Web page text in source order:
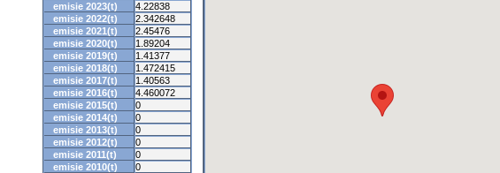
emisie 2023(t)
4.22838
emisie 2022(t)
2.342648
emisie 2021(t)
2.45476
emisie 2020(t)
1.89204
emisie 2019(t)
1.41377
emisie 2018(t)
1.472415
emisie 2017(t)
1.40563
emisie 2016(t)
4.460072
emisie 2015(t)
0
emisie 2014(t)
0
emisie 2013(t)
0
emisie 2012(t)
0
emisie 2011(t)
0
emisie 2010(t)
0